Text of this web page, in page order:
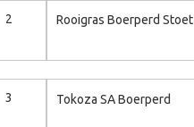
2 Rooigras Boerperd Stoet
3 Tokoza SA Boerperd